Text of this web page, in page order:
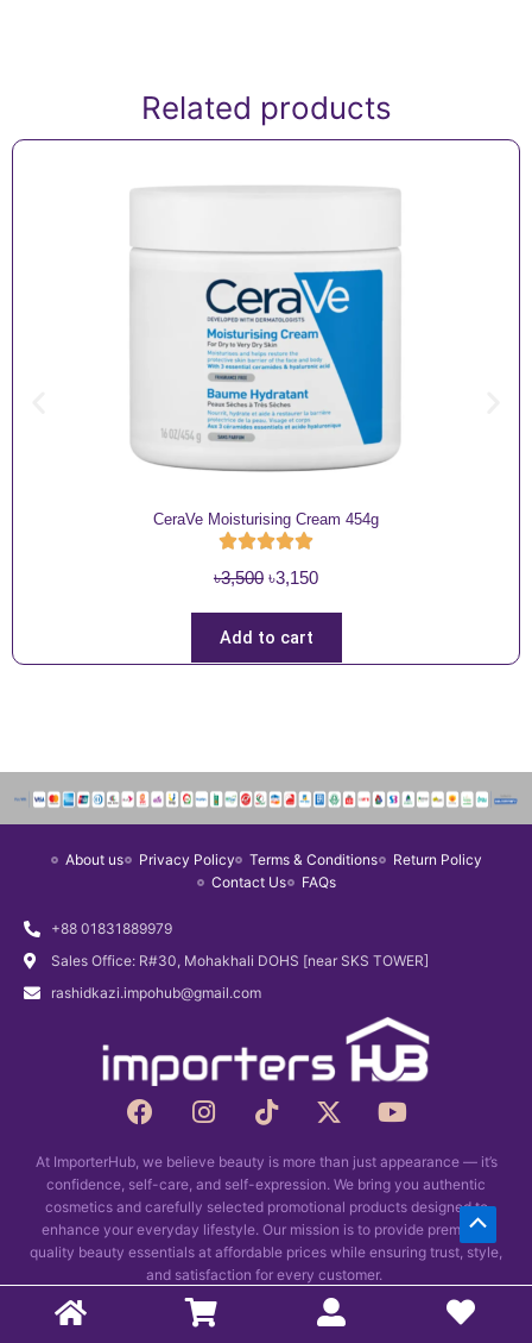
Related products
CeraVe Moisturising Cream 454g
৳3,500 O
i
g
l
p
i
c
৳
,
0
.
৳3,150C
r
p
r
c
e
,
5
Add to cart
About us Privacy Policy Terms & Conditions
Return Policy
Contact Us
FAQs
+88 01831889979
Sales Office: R#30, Mohakhali DOHS [near SKS TOWER]
rashidkazi.impohub@gmail.com
F
a
e
b
o
o
k
I
n
t
a
g
r
a
m
T
i
k
t
o
k
X
-
w
i
t
t
e
r
Y
o
t
u
b
e
At ImporterHub, we believe beauty is more than just appearance — it’s
confidence, self-care, and self-expression. We bring you authentic
cosmetics and carefully selected promotional products designed to
enhance your everyday lifestyle. Our mission is to provide premium-
quality beauty essentials at affordable prices while ensuring trust, style,
and satisfaction for every customer.
Copyright © 2026 Importers Hub
to